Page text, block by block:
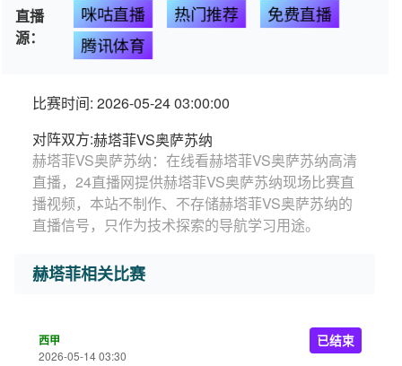
直播
源：
咪咕直播 热门推荐
免费直播
腾讯体育
比赛时间: 2026-05-24 03:00:00
对阵双方:赫塔菲VS奥萨苏纳
赫塔菲VS奥萨苏纳：在线看赫塔菲VS奥萨苏纳高清
直播，24直播网提供赫塔菲VS奥萨苏纳现场比赛直
播视频，本站不制作、不存储赫塔菲VS奥萨苏纳的
直播信号，只作为技术探索的导航学习用途。
赫塔菲相关比赛
西甲
2026-05-14 03:30
已结束